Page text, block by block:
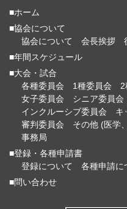
■ホーム
■協会について
協会について
会長挨拶
■年間スケジュール
■大会・試合
各種委員会
1種委員会 2
女子委員会
シニア委員会
インクルーシブ委員会
キ
審判委員会
その他 (医学
事務局
■登録・各種申請書
登録について
各種申請に
■問い合わせ